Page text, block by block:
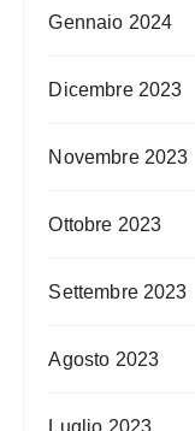
Gennaio 2024
Dicembre 2023
Novembre 2023
Ottobre 2023
Settembre 2023
Agosto 2023
Luglio 2023